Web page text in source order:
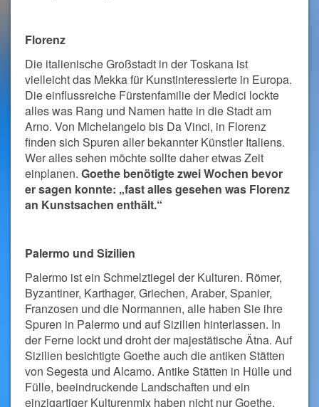
Florenz
Die italienische Großstadt in der Toskana ist
vielleicht das Mekka für Kunstinteressierte in Europa.
Die einflussreiche Fürstenfamilie der Medici lockte
alles was Rang und Namen hatte in die Stadt am
Arno. Von Michelangelo bis Da Vinci, in Florenz
finden sich Spuren aller bekannter Künstler Italiens.
Wer alles sehen möchte sollte daher etwas Zeit
einplanen. Goethe benötigte zwei Wochen bevor
er sagen konnte: „fast alles gesehen was Florenz
an Kunstsachen enthält.“
Palermo und Sizilien
Palermo ist ein Schmelztiegel der Kulturen. Römer,
Byzantiner, Karthager, Griechen, Araber, Spanier,
Franzosen und die Normannen, alle haben Sie ihre
Spuren in Palermo und auf Sizilien hinterlassen. In
der Ferne lockt und droht der majestätische Ätna. Auf
Sizilien besichtigte Goethe auch die antiken Stätten
von Segesta und Alcamo. Antike Stätten in Hülle und
Fülle, beeindruckende Landschaften und ein
einzigartiger Kulturenmix haben nicht nur Goethe,